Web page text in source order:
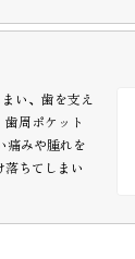
い、歯を支え
周ポケット
痛みや腫れを
ちてしまい